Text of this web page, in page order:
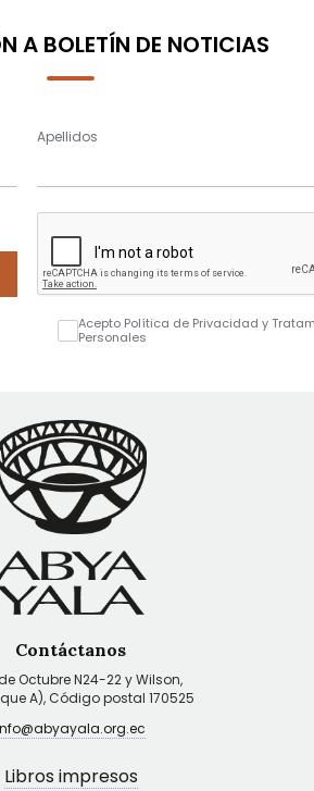
A BOLETÍN DE NOTICIAS
Apellidos
Acepto Política de Privacidad y
Personales
Contáctanos
Octubre N24-22 y Wilson,
A), Código postal 170525
Libros impresos